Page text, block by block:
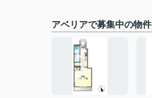
アベリアで募集中の物件